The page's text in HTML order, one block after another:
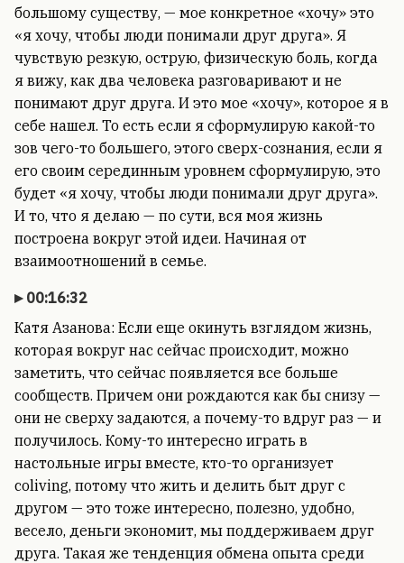
большому существу, — мое конкретное «хочу» это
«я хочу, чтобы люди понимали друг друга». Я
чувствую резкую, острую, физическую боль, когда
я вижу, как два человека разговаривают и не
понимают друг друга. И это мое «хочу», которое я в
себе нашел. То есть если я сформулирую какой-то
зов чего-то большего, этого сверх-сознания, если я
его своим серединным уровнем сформулирую, это
будет «я хочу, чтобы люди понимали друг друга».
И то, что я делаю — по сути, вся моя жизнь
построена вокруг этой идеи. Начиная от
взаимоотношений в семье.
00:16:32
Катя Азанова: Если еще окинуть взглядом жизнь,
которая вокруг нас сейчас происходит, можно
заметить, что сейчас появляется все больше
сообществ. Причем они рождаются как бы снизу —
они не сверху задаются, а почему-то вдруг раз — и
получилось. Кому-то интересно играть в
настольные игры вместе, кто-то организует
coliving, потому что жить и делить быт друг с
другом — это тоже интересно, полезно, удобно,
весело, деньги экономит, мы поддерживаем друг
друга. Такая же тенденция обмена опыта среди